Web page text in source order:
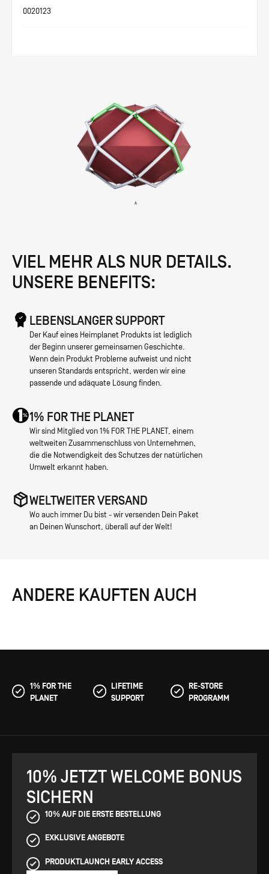
0020123
VIEL MEHR ALS NUR DETAILS.
UNSERE BENEFITS:
LEBENSLANGER SUPPORT
Der Kauf eines Heimplanet Produkts ist lediglich
der Beginn unserer gemeinsamen Geschichte.
Wenn dein Produkt Probleme aufweist und nicht
unseren Standards entspricht, werden wir eine
passende und adäquate Lösung finden.
1% FOR THE PLANET
Wir sind Mitglied von 1% FOR THE PLANET, einem
weltweiten Zusammenschluss von Unternehmen,
die die Notwendigkeit des Schutzes der natürlichen
Umwelt erkannt haben.
WELTWEITER VERSAND
Wo auch immer Du bist - wir versenden Dein Paket
an Deinen Wunschort, überall auf der Welt!
ANDERE KAUFTEN AUCH
1% FOR THE
PLANET
LIFETIME
SUPPORT
RE-STORE
PROGRAMM
10% JETZT WELCOME BONUS
SICHERN
10% AUF DIE ERSTE BESTELLUNG
EXKLUSIVE ANGEBOTE
PRODUKTLAUNCH EARLY ACCESS